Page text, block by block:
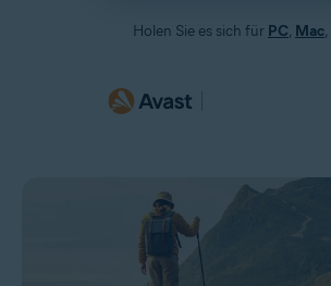
Holen Sie es sich für PC, Mac,